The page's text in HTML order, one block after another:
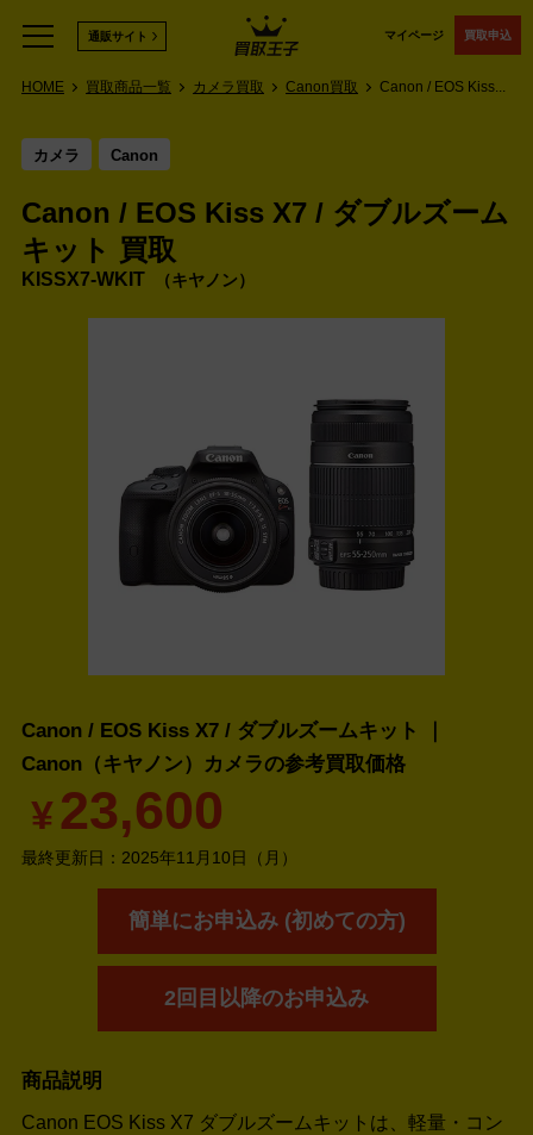
マイページ 買取申込
通販サイト
HOME 買取商品一覧 カメラ買取 Canon買取 Canon / EOS Kiss...
カメラ Canon
Canon / EOS Kiss X7 / ダブルズーム
キット 買取
‎KISSX7-WKIT キヤノン
Canon / EOS Kiss X7 / ダブルズームキット ｜
Canon（キヤノン）カメラの参考買取価格
¥23,600
最終更新日： 2025年11月10日（月）
簡単にお申込み (初めての方)
2回目以降のお申込み
商品説明
Canon EOS Kiss X7 ダブルズームキットは、軽量・コン